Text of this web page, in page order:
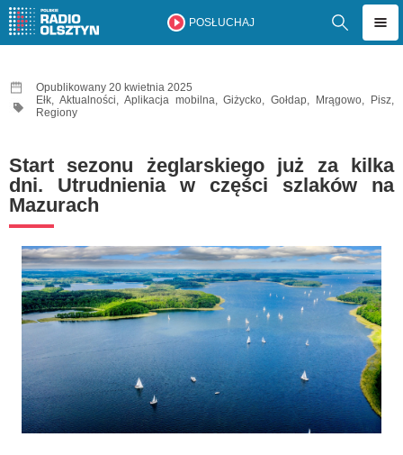
POSŁUCHAJ
Opublikowany 20 kwietnia 2025
Ełk, Aktualności, Aplikacja mobilna,Giżycko,Gołdap, Mrągowo, Pisz,
Regiony
Start sezonu żeglarskiego już za kilka
dni. Utrudnienia w części szlaków na
Mazurach